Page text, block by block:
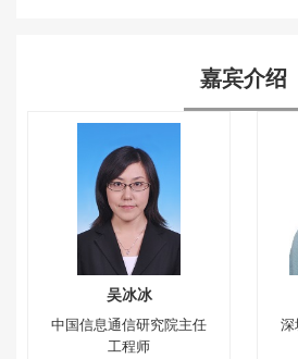
嘉宾介绍
吴冰冰
中国信息通信研究院主任
工程师
深